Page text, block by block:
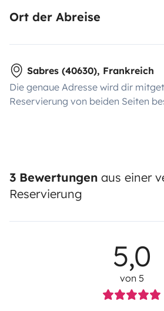
Ort der Abreise
Sabres (40630), Frankreich
Die genaue Adresse wird dir
Reservierung von beiden Seiten
3 Bewertungen aus einer
Reservierung
5,0
von 5